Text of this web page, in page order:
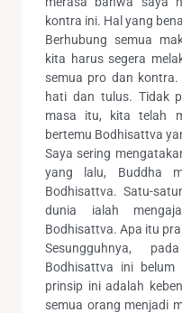
kontra ini. Hal yang
Berhubung semua
kita harus segera
semua pro dan
hati dan tulus. Tidak
masa itu, kita telah
bertemu Bodhisattva
Saya sering
yang lalu, Buddha
Bodhisattva. Satu-
dunia ialah
Bodhisattva. Apa itu
Sesungguhnya,
Bodhisattva ini belum
prinsip ini adalah
semua orang menjadi